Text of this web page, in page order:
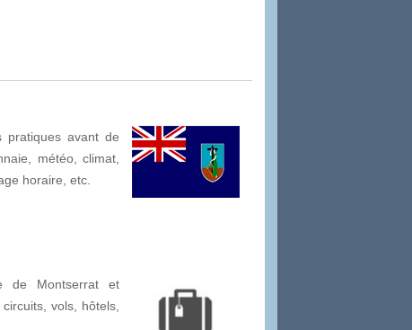
pratiques avant de
météo, climat,
horaire, etc.
de Montserrat et
vols, hôtels,